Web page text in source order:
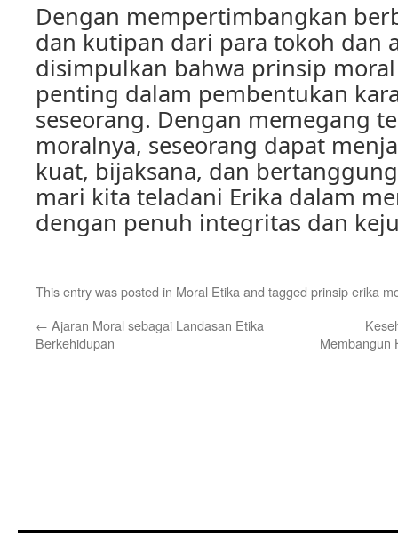
Dengan mempertimbangkan
dan kutipan dari para tokoh dan
disimpulkan bahwa prinsip
penting dalam pembentukan
seseorang. Dengan memegang
moralnya, seseorang dapat
kuat, bijaksana, dan
mari kita teladani Erika dalam
dengan penuh integritas dan
This entry was posted in Moral Etika and tagged prinsip erika
← Ajaran Moral sebagai Landasan Etika
Berkehidupan
Membangun